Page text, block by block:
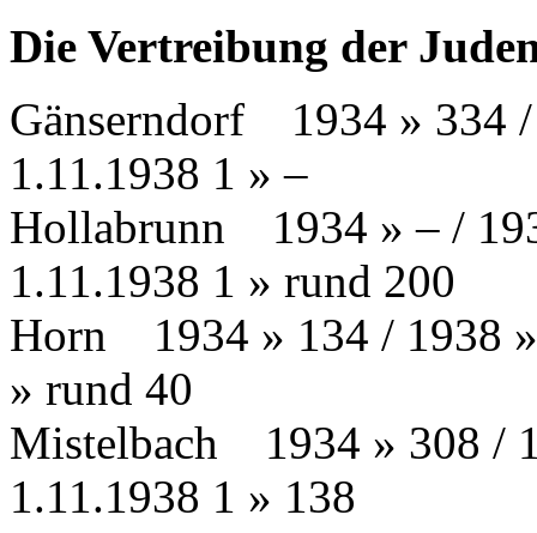
Die Vertreibung der
Gänserndorf
1934 » 334
1.11.1938 1 » –
Hollabrunn
1934 » – /
1.11.1938 1 » rund 200
Horn
1934 » 134 / 1938
» rund 40
Mistelbach
1934 » 308 /
1.11.1938 1 » 138